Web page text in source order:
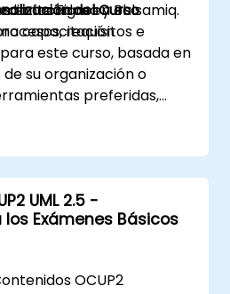
Figma y Balsamiq.
enfocados en el
requisitos e
del Curso
capacitación
este curso, basada en
su organización o
preferidas,
UML 2.5 -
Exámenes Básicos
OCUP2